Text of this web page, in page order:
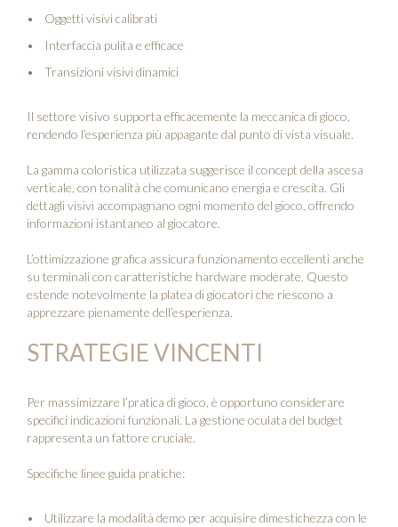
Oggetti visivi calibrati
Interfaccia pulita e efficace
Transizioni visivi dinamici
Il settore visivo supporta efficacemente la meccanica di gioco,
rendendo l’esperienza più appagante dal punto di vista visuale.
La gamma coloristica utilizzata suggerisce il concept della ascesa
verticale, con tonalità che comunicano energia e crescita. Gli
dettagli visivi accompagnano ogni momento del gioco, offrendo
informazioni istantaneo al giocatore.
L’ottimizzazione grafica assicura funzionamento eccellenti anche
su terminali con caratteristiche hardware moderate. Questo
estende notevolmente la platea di giocatori che riescono a
apprezzare pienamente dell’esperienza.
STRATEGIE VINCENTI
Per massimizzare l’pratica di gioco, è opportuno considerare
specifici indicazioni funzionali. La gestione oculata del budget
rappresenta un fattore cruciale.
Specifiche linee guida pratiche:
Utilizzare la modalità demo per acquisire dimestichezza con le